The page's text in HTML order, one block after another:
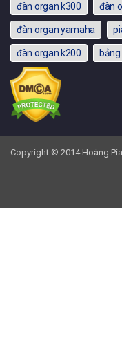
đàn organ k300 đàn
đàn organ yamaha
đàn organ k200
Copyright © 2014 Hoàng